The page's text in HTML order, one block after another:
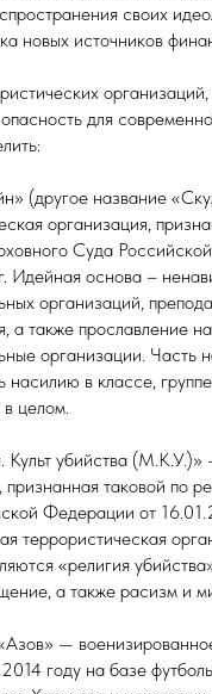
своих
новых источников
для
(другое название
организация,
Суда
Идейная основа –
организаций,
а также прославление
организации. Часть
насилию в классе,
целом.
убийства (М.К.У.)»
признанная таковой по
Федерации от
террористическая
«религия
а также расизм и
—
году на базе